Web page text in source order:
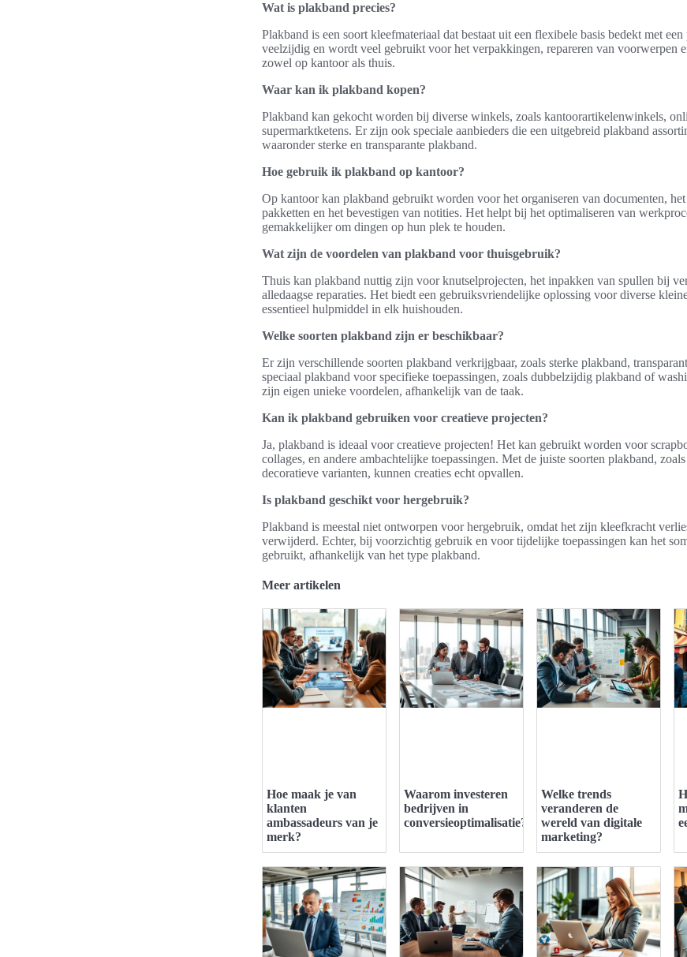
Wat is plakband precies?
Plakband is een soort kleefmateriaal dat bestaat uit een flexibele basis bedekt met
veelzijdig en wordt veel gebruikt voor het verpakkingen, repareren van voorwerpen
zowel op kantoor als thuis.
Waar kan ik plakband kopen?
Plakband kan gekocht worden bij diverse winkels, zoals kantoorartikelenwinkels,
supermarktketens. Er zijn ook speciale aanbieders die een uitgebreid plakband
waaronder sterke en transparante plakband.
Hoe gebruik ik plakband op kantoor?
Op kantoor kan plakband gebruikt worden voor het organiseren van documenten,
pakketten en het bevestigen van notities. Het helpt bij het optimaliseren van
gemakkelijker om dingen op hun plek te houden.
Wat zijn de voordelen van plakband voor thuisgebruik?
Thuis kan plakband nuttig zijn voor knutselprojecten, het inpakken van spullen bij
alledaagse reparaties. Het biedt een gebruiksvriendelijke oplossing voor diverse
essentieel hulpmiddel in elk huishouden.
Welke soorten plakband zijn er beschikbaar?
Er zijn verschillende soorten plakband verkrijgbaar, zoals sterke plakband,
speciaal plakband voor specifieke toepassingen, zoals dubbelzijdig plakband of
zijn eigen unieke voordelen, afhankelijk van de taak.
Kan ik plakband gebruiken voor creatieve projecten?
Ja, plakband is ideaal voor creatieve projecten! Het kan gebruikt worden voor
collages, en andere ambachtelijke toepassingen. Met de juiste soorten plakband,
decoratieve varianten, kunnen creaties echt opvallen.
Is plakband geschikt voor hergebruik?
Plakband is meestal niet ontworpen voor hergebruik, omdat het zijn kleefkracht
verwijderd. Echter, bij voorzichtig gebruik en voor tijdelijke toepassingen kan het
gebruikt, afhankelijk van het type plakband.
Meer artikelen
Hoe maak je van
klanten
ambassadeurs van je
merk?
Waarom investeren
bedrijven in
conversieoptimalisatie?
Welke trends
veranderen de
wereld van digitale
marketing?